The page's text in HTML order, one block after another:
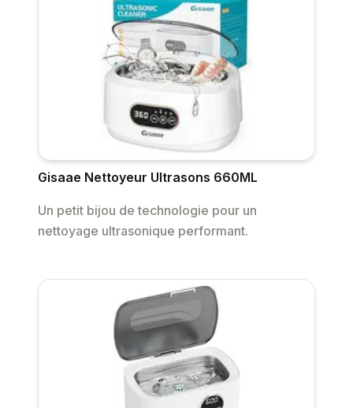
Gisaae Nettoyeur Ultrasons 660ML
Un petit bijou de technologie pour un
nettoyage ultrasonique performant.